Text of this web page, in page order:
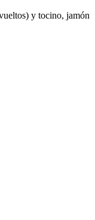
y tocino, jamón